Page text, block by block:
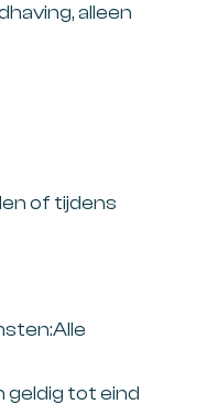
alleen
of tijdens
tot eind